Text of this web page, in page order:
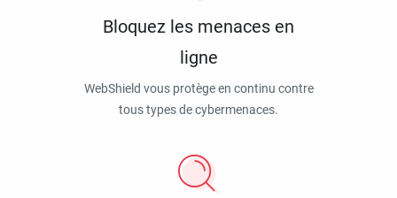
Bloquez les menaces en
ligne
WebShield vous protège en continu contre
tous types de cybermenaces.